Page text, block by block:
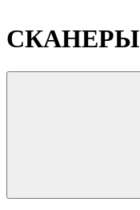
СКАНЕРЫ